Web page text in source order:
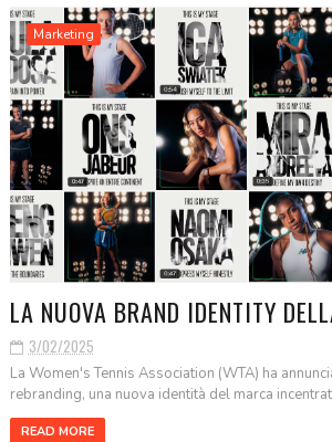
Marketing
LA NUOVA BRAND IDENTITY
3/02/2025
La Women's Tennis Association (WTA) ha
rebranding, una nuova identità del marca
READ MORE